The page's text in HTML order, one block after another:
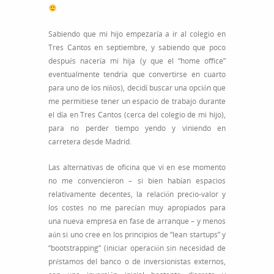
Sabiendo que mi hijo empezaría a ir al colegio en
Tres Cantos en septiembre, y sabiendo que poco
después nacería mi hija (y que el “home office”
eventualmente tendría que convertirse en cuarto
para uno de los niños), decidí buscar una opción que
me permitiese tener un espacio de trabajo durante
el día en Tres Cantos (cerca del colegio de mi hijo),
para no perder tiempo yendo y viniendo en
carretera desde Madrid.
Las alternativas de oficina que vi en ese momento
no me convencieron – si bien habían espacios
relativamente decentes, la relación precio-valor y
los costes no me parecían muy apropiados para
una nueva empresa en fase de arranque – y menos
aún si uno cree en los principios de “lean startups” y
“bootstrapping” (iniciar operación sin necesidad de
préstamos del banco o de inversionistas externos,